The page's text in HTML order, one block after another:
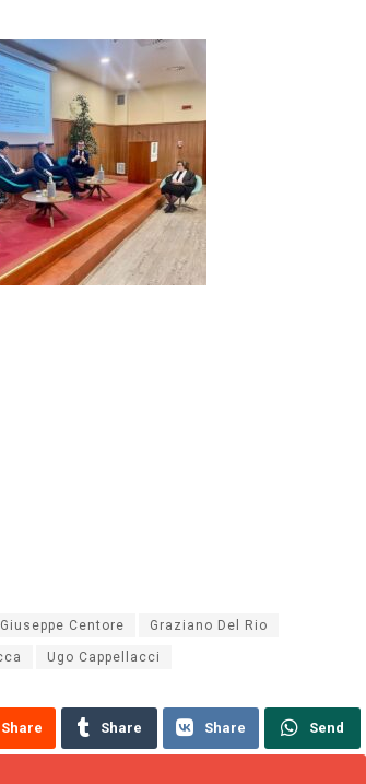
Giuseppe Centore Graziano Del Rio
Ugo Cappellacci
Share Share Share Send